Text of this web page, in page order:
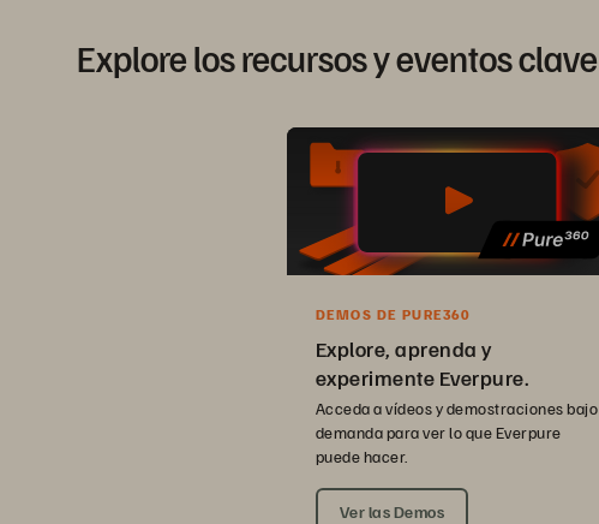
Explore los recursos y eventos clave
DEMOS DE PURE360
Explore, aprenda y
experimente Everpure.
Acceda a vídeos y demostraciones bajo
demanda para ver lo que Everpure
puede hacer.
Ver las Demos